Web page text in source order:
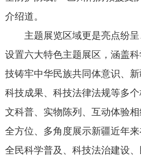
展示VR模拟体验、3D打印技术、智能
消防安全实训等一系列贴近民生的科
族群众近距离触摸科技、体验创新、